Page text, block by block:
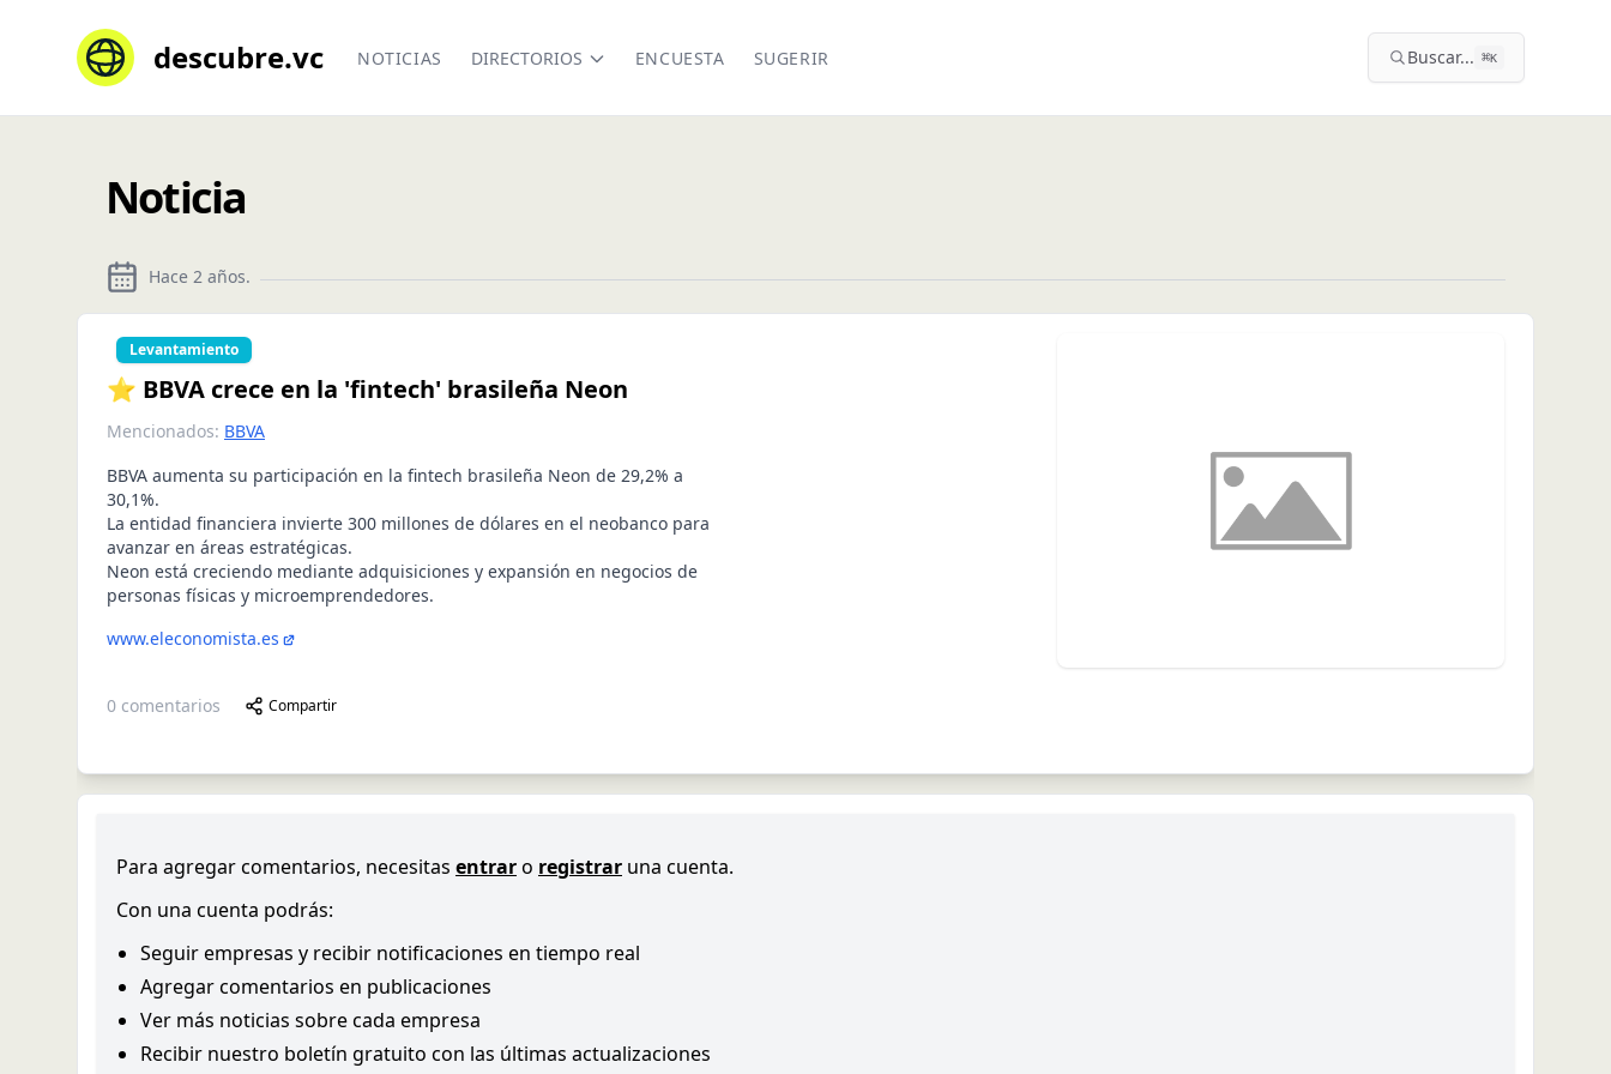
descubre.vc NOTICIAS DIRECTORIOS ENCUESTA SUGERIR Buscar... ⌘K
Noticia
Hace 2 años.
Levantamiento
⭐ BBVA crece en la 'fintech' brasileña Neon
Mencionados: BBVA
BBVA aumenta su participación en la fintech brasileña Neon de 29,2% a
30,1%.
La entidad financiera invierte 300 millones de dólares en el neobanco para
avanzar en áreas estratégicas.
Neon está creciendo mediante adquisiciones y expansión en negocios de
personas físicas y microemprendedores.
www.eleconomista.es
0 comentarios Compartir
Para agregar comentarios, necesitas entraro registrar una cuenta.
Con una cuenta podrás:
Seguir empresas y recibir notificaciones en tiempo real
Agregar comentarios en publicaciones
Ver más noticias sobre cada empresa
Recibir nuestro boletín gratuito con las últimas actualizaciones